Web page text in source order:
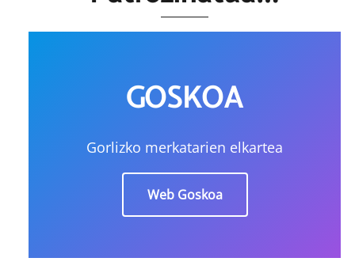
GOSKOA
Gorlizko merkatarien elkartea
Web Goskoa